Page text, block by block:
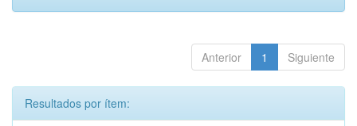
Anterior 1 Siguiente
Resultados por ítem: